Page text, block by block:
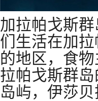
加拉帕戈斯
们生活在加
的地区，食
拉帕戈斯群
岛屿，伊莎